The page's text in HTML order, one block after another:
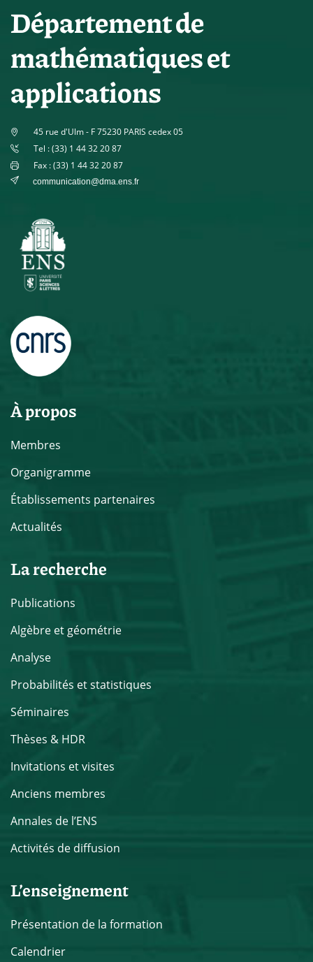
Département de
mathématiques et
applications
45 rue d'Ulm - F 75230 PARIS cedex 05
Tel : (33) 1 44 32 20 87
Fax : (33) 1 44 32 20 87
communication@dma.ens.fr
À propos
Membres
Organigramme
Établissements partenaires
Actualités
La recherche
Publications
Algèbre et géométrie
Analyse
Probabilités et statistiques
Séminaires
Thèses & HDR
Invitations et visites
Anciens membres
Annales de l’ENS
Activités de diffusion
L’enseignement
Présentation de la formation
Calendrier